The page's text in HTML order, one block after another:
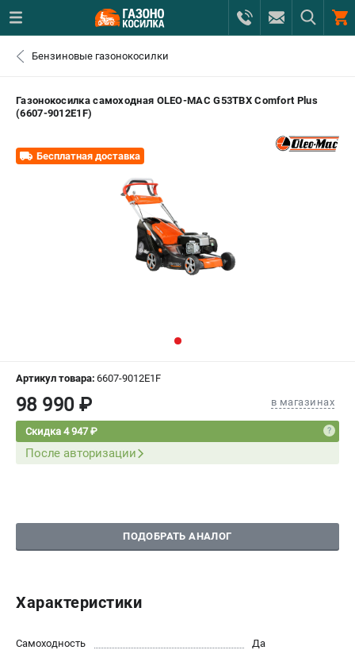
МАГАЗИНЫ
ИЗБРАННОЕ
СРАВНЕНИЕ ( 0 )
ВХОД ИЛИ РЕГИСТРАЦИЯ
ЗАКАЗАТЬ ЗАПЧАСТЬ
0 ₽
Политика обработки персональных данных
ИНФОРМАЦИЯ
Бензиновые газонокосилки
Газонокосилка самоходная OLEO-MAC G53TBX Comfort Plus
(6607-9012E1F)
Бесплатная доставка
Артикул товара: 6607-9012E1F
98 990 ₽ в магазинах
Скидка 4 947 ₽
После авторизации
ПОДОБРАТЬ АНАЛОГ
Характеристики
Самоходность
Да